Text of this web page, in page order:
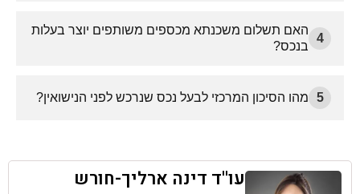
האם תשלום משכנתא מכספים משותפים יוצר בעלות
בנכס?
מהו הסיכון המרכזי לבעל נכס שנרכש לפני הנישואין?
עו''ד דינה ארליך-חורש